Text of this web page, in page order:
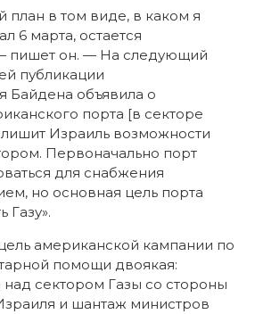
план в том виде, в каком я
6 марта, остается
пишет он. — На следующий
публикации
Байдена объявила о
порта [в секторе
лишит Израиль возможности
Первоначально порт
для снабжения
но основная цель порта
Газу».
американской кампании по
помощи двоякая:
сектором Газы со стороны
и шантаж министров